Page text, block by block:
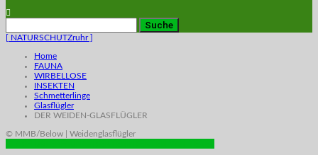
[ NATURSCHUTZruhr ]
Home
FAUNA
WIRBELLOSE
INSEKTEN
Schmetterlinge
Glasflügler
DER WEIDEN-GLASFLÜGLER
© MMB/Below | Weidenglasflügler